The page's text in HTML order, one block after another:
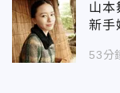
山本
新手
53分